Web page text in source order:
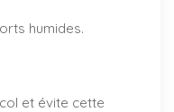
humides.
et évite cette